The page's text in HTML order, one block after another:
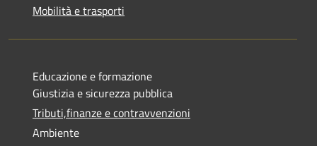
Mobilità e trasporti
Educazione e formazione
Giustizia e sicurezza pubblica
Tributi,finanze e contravvenzioni
Ambiente